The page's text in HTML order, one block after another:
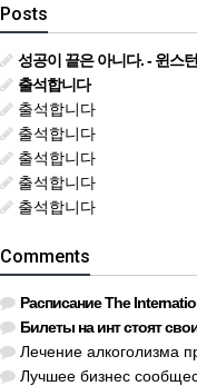
Posts
성공이 끝은 아니다. - 윈스
출석합니다
출석합니다
출석합니다
출석합니다
출석합니다
출석합니다
Comments
Расписание The International
Билеты на инт стоят своих
Лечение алкоголизма прошло
Лучшее бизнес сообщество